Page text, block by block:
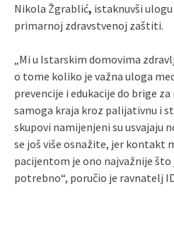
Nikola Žgrablić, istaknuvši
primarnoj zdravstvenoj zaštiti.
„Mi u Istarskim domovima
o tome koliko je važna uloga
prevencije i edukacije do brige
samoga kraja kroz palijativnu i
skupovi namijenjeni su usvajaju
se još više osnažite, jer kontakt
pacijentom je ono najvažnije
potrebno“, poručio je ravnatelj